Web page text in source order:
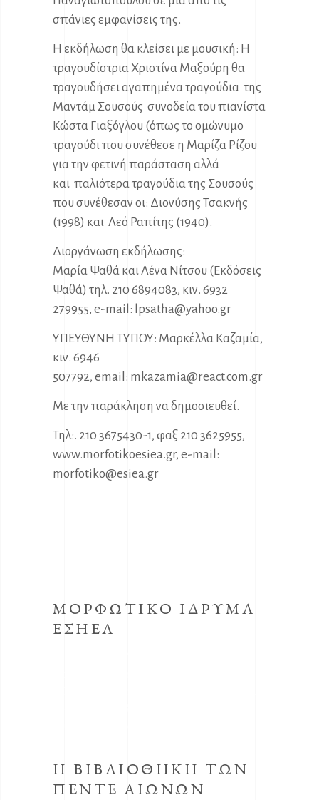
σπάνιες εμφανίσεις της.
Η εκδήλωση θα κλείσει με μουσική: Η
τραγουδίστρια Χριστίνα Μαξούρη θα
τραγουδήσει αγαπημένα τραγούδια της
Μαντάμ Σουσούς συνοδεία του πιανίστα
Κώστα Γιαξόγλου (όπως το ομώνυμο
τραγούδι που συνέθεσε η Μαρίζα Ρίζου
για την φετινή παράσταση αλλά
και παλιότερα τραγούδια της Σουσούς
που συνέθεσαν οι: Διονύσης Τσακνής
(1998) και Λεό Ραπίτης (1940).
Διοργάνωση εκδήλωσης:
Μαρία Ψαθά και Λένα Νίτσου (Εκδόσεις
Ψαθά) τηλ. 210 6894083, κιν. 6932
279955, e-mail: lpsatha@yahoo.gr
ΥΠΕΥΘΥΝΗ ΤΥΠΟΥ: Μαρκέλλα Καζαμία,
κιν. 6946
507792, email: mkazamia@react.com.gr
Με την παράκληση να δημοσιευθεί.
Τηλ:. 210 3675430-1, φαξ 210 3625955,
www.morfotikoesiea.gr, e-mail:
morfotiko@esiea.gr
ΜΟΡΦΩΤΙΚΟ ΙΔΡΥΜΑ
ΕΣΗΕΑ
Η ΒΙΒΛΙΟΘΗΚΗ ΤΩΝ
ΠΕΝΤΕ ΑΙΩΝΩΝ